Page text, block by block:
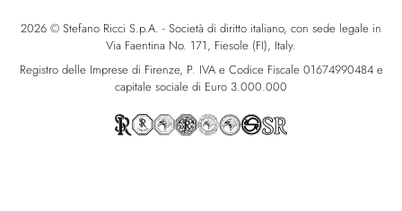
2026 © Stefano Ricci S.p.A. - Società di diritto italiano, con sede legale in
Via Faentina No. 171, Fiesole (FI), Italy.
Registro delle Imprese di Firenze, P. IVA e Codice Fiscale 01674990484 e
capitale sociale di Euro 3.000.000